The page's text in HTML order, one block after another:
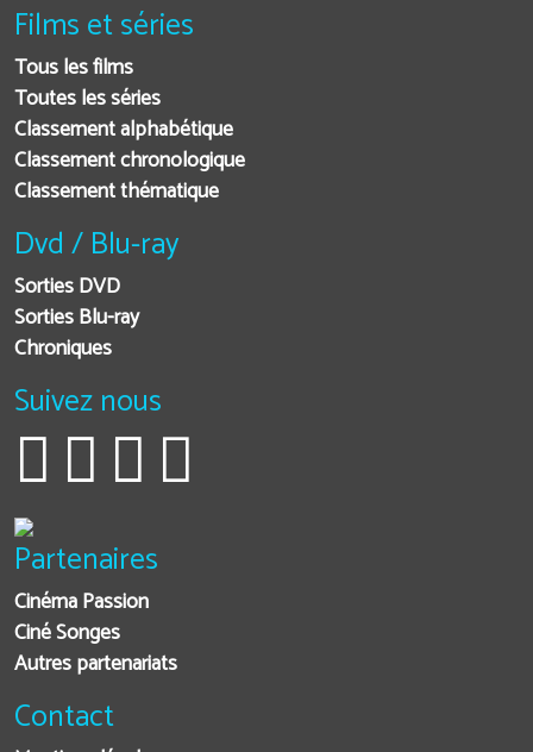
Films et séries
Tous les films
Toutes les séries
Classement alphabétique
Classement chronologique
Classement thématique
Dvd / Blu-ray
Sorties DVD
Sorties Blu-ray
Chroniques
Suivez nous
Partenaires
Cinéma Passion
Ciné Songes
Autres partenariats
Contact